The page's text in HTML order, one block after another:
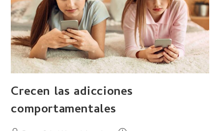
Crecen las adicciones
comportamentales